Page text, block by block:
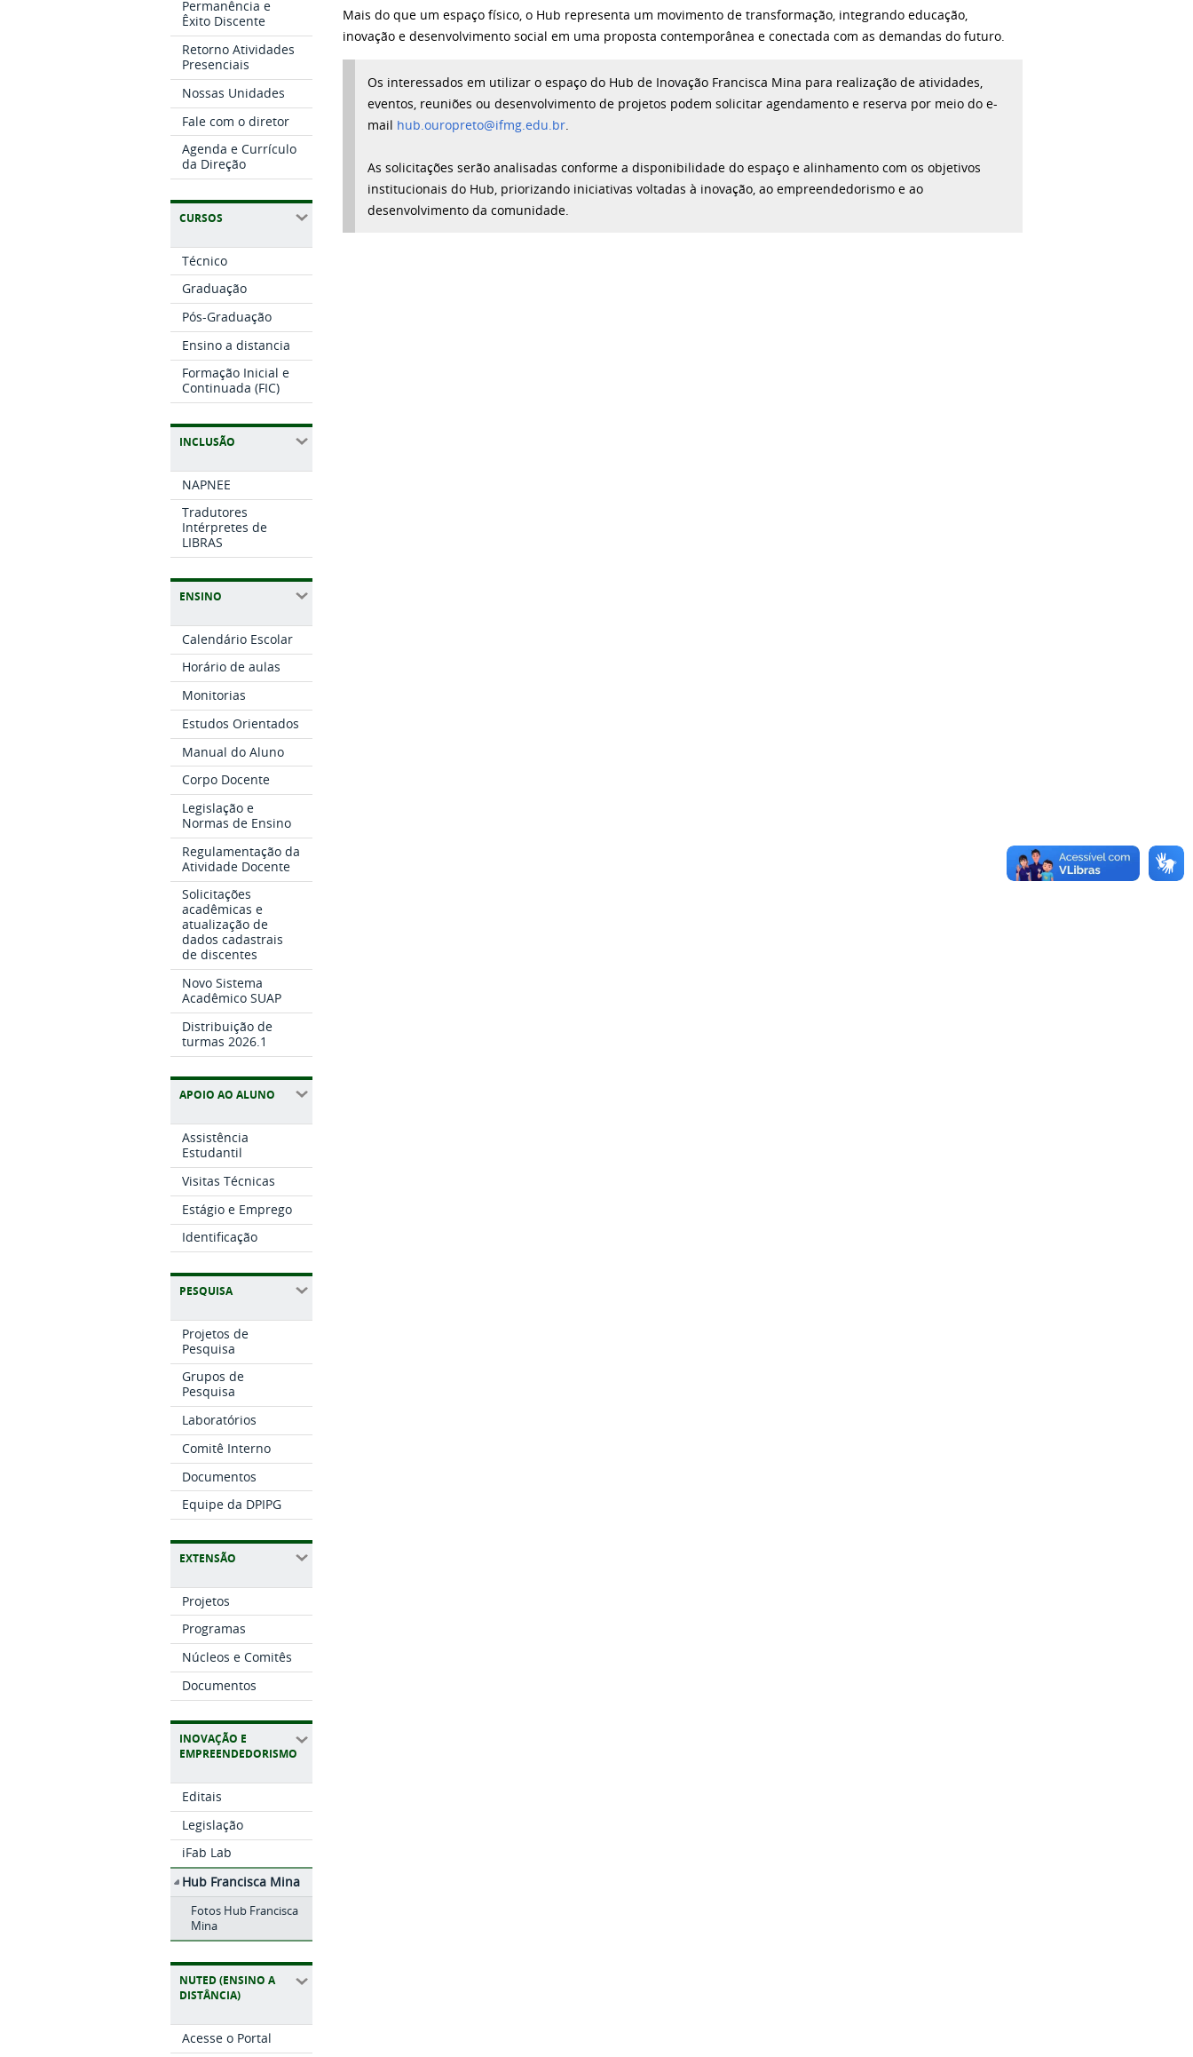
Permanência e
Êxito Discente
Retorno Atividades
Presenciais
Nossas Unidades
Fale com o diretor
Agenda e Currículo
da Direção
CURSOS
Técnico
Graduação
Pós-Graduação
Ensino a distancia
Formação Inicial e
Continuada (FIC)
INCLUSÃO
NAPNEE
Tradutores
Intérpretes de
LIBRAS
ENSINO
Calendário Escolar
Horário de aulas
Monitorias
Estudos Orientados
Manual do Aluno
Corpo Docente
Legislação e
Normas de Ensino
Regulamentação da
Atividade Docente
Solicitações
acadêmicas e
atualização de
dados cadastrais
de discentes
Novo Sistema
Acadêmico SUAP
Distribuição de
turmas 2026.1
APOIO AO ALUNO
Assistência
Estudantil
Visitas Técnicas
Estágio e Emprego
Identificação
PESQUISA
Projetos de
Pesquisa
Grupos de
Pesquisa
Laboratórios
Comitê Interno
Documentos
Equipe da DPIPG
EXTENSÃO
Projetos
Programas
Núcleos e Comitês
Documentos
INOVAÇÃO E
EMPREENDEDORISMO
Editais
Legislação
iFab Lab
Hub Francisca Mina
Fotos Hub Francisca
Mina
NUTED (ENSINO A
DISTÂNCIA)
Acesse o Portal
Mais do que um espaço físico, o Hub representa um movimento de transformação, integrando educação,
inovação e desenvolvimento social em uma proposta contemporânea e conectada com as demandas do futuro.
Os interessados em utilizar o espaço do Hub de Inovação Francisca Mina para realização de atividades,
eventos, reuniões ou desenvolvimento de projetos podem solicitar agendamento e reserva por meio do e-
mail hub.ouropreto@ifmg.edu.br.
As solicitações serão analisadas conforme a disponibilidade do espaço e alinhamento com os objetivos
institucionais do Hub, priorizando iniciativas voltadas à inovação, ao empreendedorismo e ao
desenvolvimento da comunidade.